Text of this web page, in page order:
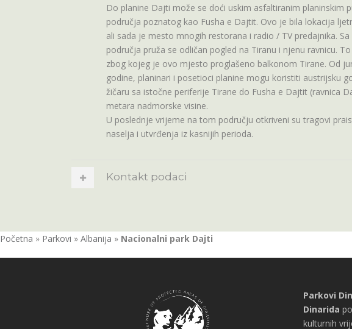
Do planine Dajti može se doći uskim asfaltiranim planinskim
područja poznatog kao Fusha e Dajtit. Ovo je bila lokacija
ali sada je mesto mnogih restorana i radio / TV predajnika.
područja pruža se odličan pogled na Tiranu i njenu ravnicu.
zbog kojeg je ovo mjesto proglašeno balkonom Tirane. Od
godine, planinari i posetioci planine mogu koristiti austrijsku
žičaru sa istočne periferije Tirane do Fusha e Dajtit (ravnica
metara nadmorske visine.
U poslednje vrijeme na tom području otkriveni su tragovi
naselja i utvrđenja iz kasnijih perioda.
Kontakt podaci
Početna » Parkovi » Albanija » Nacionalni park Dajti
Parkovi
Dinarida
kulturnih